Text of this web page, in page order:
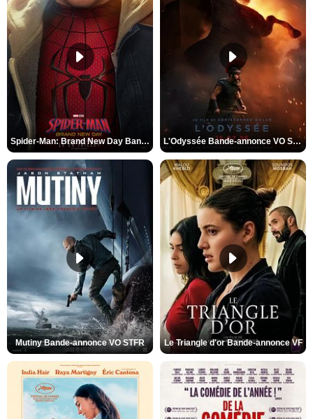
Spider-Man: Brand New Day Bande-annonce VO STFR L'Odyssée Bande-annonce VO STFR
Mutiny Bande-annonce VO STFR Le Triangle d'or Bande-annonce VF